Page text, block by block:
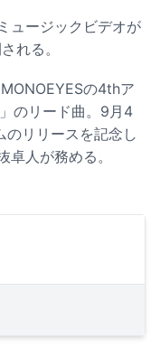
ュージックビデオが
れる。
の4thア
のリード曲。9月4
リリースを記念し
人が務める。